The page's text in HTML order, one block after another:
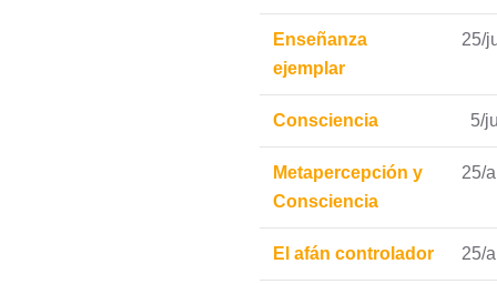
Enseñanza
ejemplar
25/
Consciencia 5/
Metapercepción y
Consciencia
25/
El afán controlador 25/